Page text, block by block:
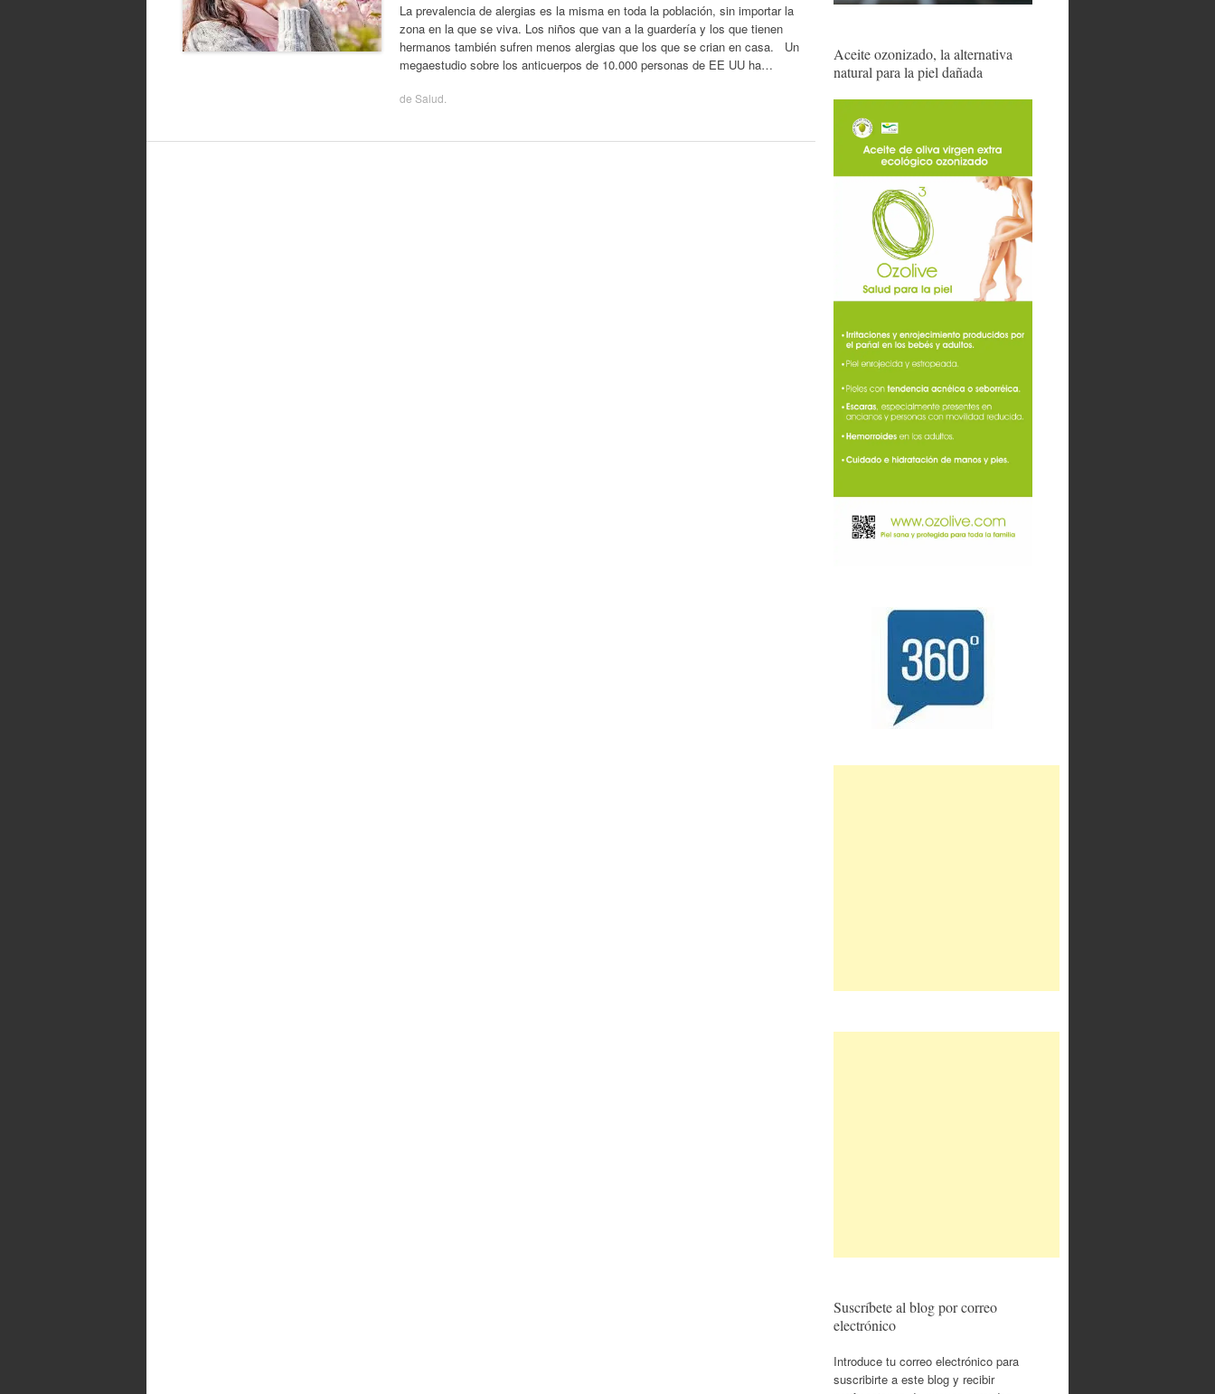
La prevalencia de alergias es la misma en toda la población, sin importar la
zona en la que se viva. Los niños que van a la guardería y los que tienen
hermanos también sufren menos alergias que los que se crian en casa. Un
megaestudio sobre los anticuerpos de 10.000 personas de EE UU ha…
de Salud
Aceite ozonizado, la alternativa
natural para la piel dañada
Suscríbete al blog por correo
electrónico
Introduce tu correo electrónico para
suscribirte a este blog y recibir